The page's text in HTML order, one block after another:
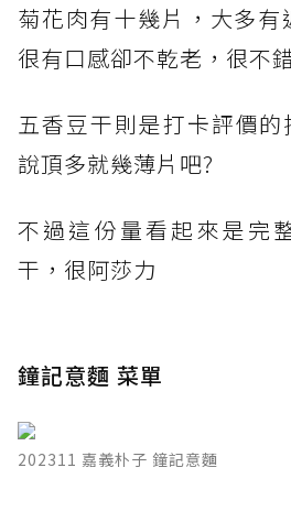
菊花肉有十幾片，大多有
很有口感卻不乾老，很不
五香豆干則是打卡評價
說頂多就幾薄片吧?
不過這份量看起來是完
干，很阿莎力
鐘記意麵 菜單
202311 嘉義朴子 鐘記意麵